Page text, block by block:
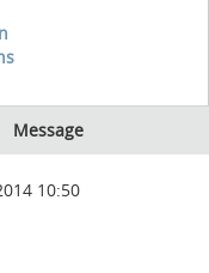
Message
10:50